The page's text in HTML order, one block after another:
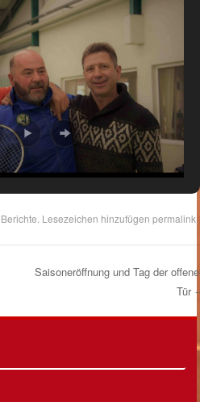
Berichte . Lesezeichen hinzufügenpermalink
Saisoneröffnung und Tag der
Tür